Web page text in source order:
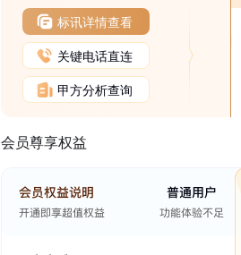
标讯详情查看
关键电话直连
甲方分析查询
会员尊享权益